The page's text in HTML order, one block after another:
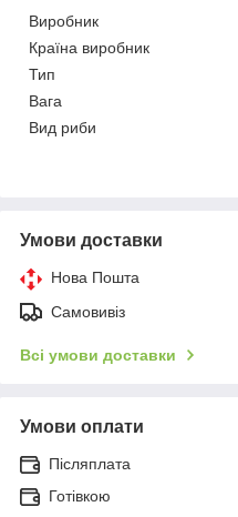
Виробник
Країна виробник
Тип
Вага
Вид риби
Умови доставки
Нова Пошта
Самовивіз
Всі умови доставки
Умови оплати
Післяплата
Готівкою